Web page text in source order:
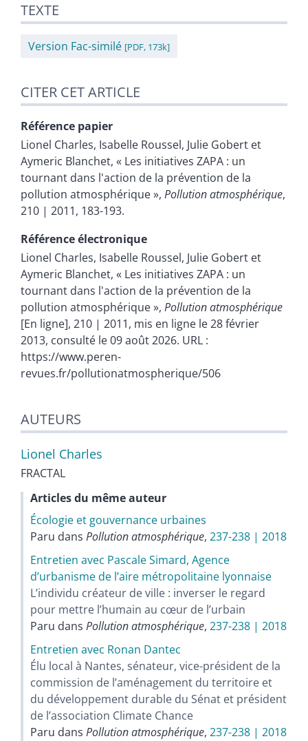
Citer cet article
Auteurs
TEXTE
Version Fac-similé [PDF, 173k]
CITER CET ARTICLE
Référence papier
Lionel Charles, Isabelle Roussel, Julie Gobert et
Aymeric Blanchet, « Les initiatives ZAPA : un
tournant dans l'action de la prévention de la
pollution atmosphérique », Pollution atmosphérique,
210 | 2011, 183-193.
Référence électronique
Lionel Charles, Isabelle Roussel, Julie Gobert et
Aymeric Blanchet, « Les initiatives ZAPA : un
tournant dans l'action de la prévention de la
pollution atmosphérique », Pollution atmosphérique
[En ligne], 210 | 2011, mis en ligne le 28 février
2013, consulté le 09 août 2026. URL :
https://www.peren-
revues.fr/pollutionatmospherique/506
AUTEURS
Lionel Charles
FRACTAL
Articles du même auteur
Écologie et gouvernance urbaines
Paru dans Pollution atmosphérique, 237-238 | 2018
Entretien avec Pascale Simard, Agence
d’urbanisme de l’aire métropolitaine lyonnaise
L’individu créateur de ville : inverser le regard
pour mettre l’humain au cœur de l’urbain
Paru dans Pollution atmosphérique, 237-238 | 2018
Entretien avec Ronan Dantec
Élu local à Nantes, sénateur, vice-président de la
commission de l’aménagement du territoire et
du développement durable du Sénat et président
de l’association Climate Chance
Paru dans Pollution atmosphérique, 237-238 | 2018